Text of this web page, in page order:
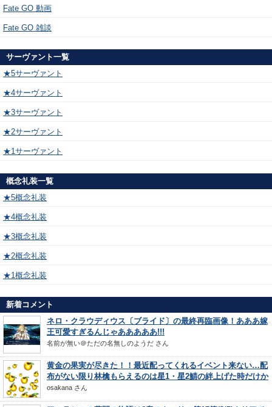
Fate GO 動画
Fate GO 雑談
サーヴァント一覧
★5サーヴァント
★4サーヴァント
★3サーヴァント
★2サーヴァント
★1サーヴァント
概念礼装一覧
★5概念礼装
★4概念礼装
★3概念礼装
★2概念礼装
★1概念礼装
新着コメント
ネロ・クラウディウス〔ブライド〕の最終再臨画像！あああ嫁
王可愛すぎるんじゃあああああ!!!
名前が無い＠ただの名無しのようだ さん
黄金の果実が尽きた！！最近配ってくれるイベント来ない…配
布がない限り林檎もらえるのは星1・星2鯖の絆上げた時だけか
osakana さん